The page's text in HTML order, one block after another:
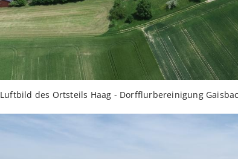
Luftbild des Ortsteils Haag - Dorfflurbereinigung